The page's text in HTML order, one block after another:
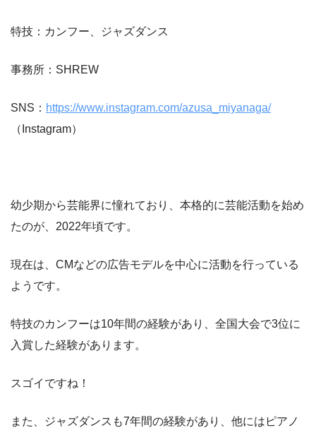
特技：カンフー、ジャズダンス
事務所：SHREW
SNS： https://www.instagram.com/azusa_miyanaga/
（Instagram）
幼少期から芸能界に憧れており、本格的に芸能活動を始め
たのが、2022年頃です。
現在は、CMなどの広告モデルを中心に活動を行っている
ようです。
特技のカンフーは10年間の経験があり、全国大会で3位に
入賞した経験があります。
スゴイですね！
また、ジャズダンスも7年間の経験があり、他にはピアノ